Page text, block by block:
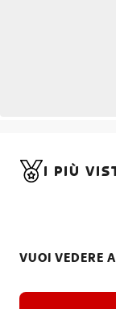
I PIÙ
VUOI VEDERE